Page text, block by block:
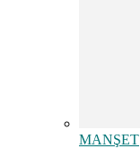
MANŞET